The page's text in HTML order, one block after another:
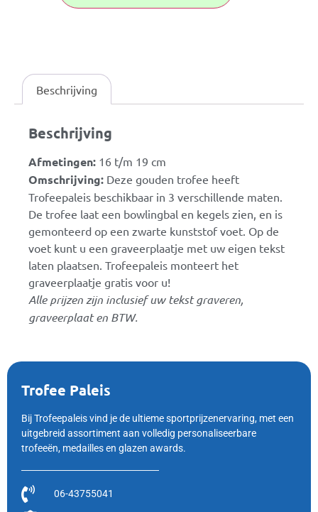
Beschrijving
Beschrijving
Afmetingen: 16 t/m 19 cm
Omschrijving: Deze gouden trofee heeft
Trofeepaleis beschikbaar in 3 verschillende maten.
De trofee laat een bowlingbal en kegels zien, en is
gemonteerd op een zwarte kunststof voet. Op de
voet kunt u een graveerplaatje met uw eigen tekst
laten plaatsen. Trofeepaleis monteert het
graveerplaatje gratis voor u!
Alle prijzen zijn inclusief uw tekst graveren,
graveerplaat en BTW.
Trofee Paleis
Bij Trofeepaleis vind je de ultieme sportprijzenervaring, met een
uitgebreid assortiment aan volledig personaliseerbare
trofeeën, medailles en glazen awards.
06-43755041